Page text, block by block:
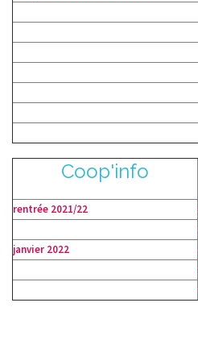
Coop'info
rentrée 2021/22
janvier 2022